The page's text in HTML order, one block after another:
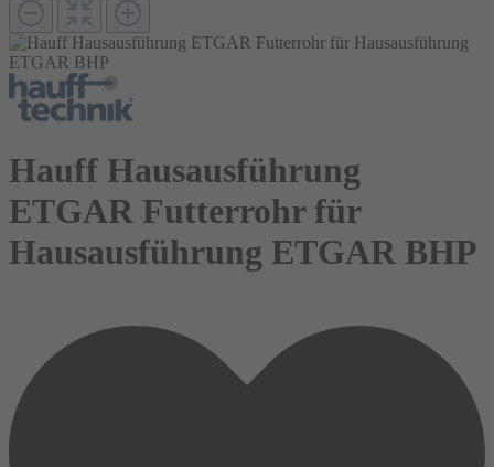
Hauff Hausausführung
ETGAR Futterrohr für
Hausausführung ETGAR BHP